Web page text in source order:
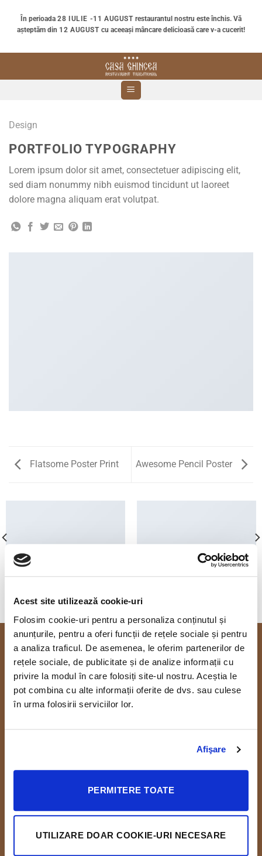
Acest site utilizează cookie-uri
Folosim cookie-uri pentru a personaliza conținutul și
anunțurile, pentru a oferi funcții de rețele sociale și pentru
a analiza traficul. De asemenea, le oferim partenerilor de
rețele sociale, de publicitate și de analize informații cu
privire la modul în care folosiți site-ul nostru. Aceștia le
pot combina cu alte informații oferite de dvs. sau culese
în urma folosirii serviciilor lor.
Afişare
PERMITERE TOATE
UTILIZARE DOAR COOKIE-URI NECESARE
content
În perioada28 IULIE -11 AUGUSTrestaurantul nostru este închis. Vă
așteptăm din 12 AUGUSTcu aceeași mâncare delicioasă care v-a cucerit!
Design
PORTFOLIO TYPOGRAPHY
Lorem ipsum dolor sit amet, consectetuer adipiscing elit,
sed diam nonummy nibh euismod tincidunt ut laoreet
dolore magna aliquam erat volutpat.
Flatsome Poster Print Awesome Pencil Poster
Despre Casa Ghincea
Restaurant cu specific romanesc, cu preparate unice, seri cu
muzica live si organizator de evenimente speciale in Craiova.
Restaurant Casa Ghincea
Rezervari si comenzi: 0769 920 410
Str. Calea Bucuresti, nr.16, Craiova, Dolj